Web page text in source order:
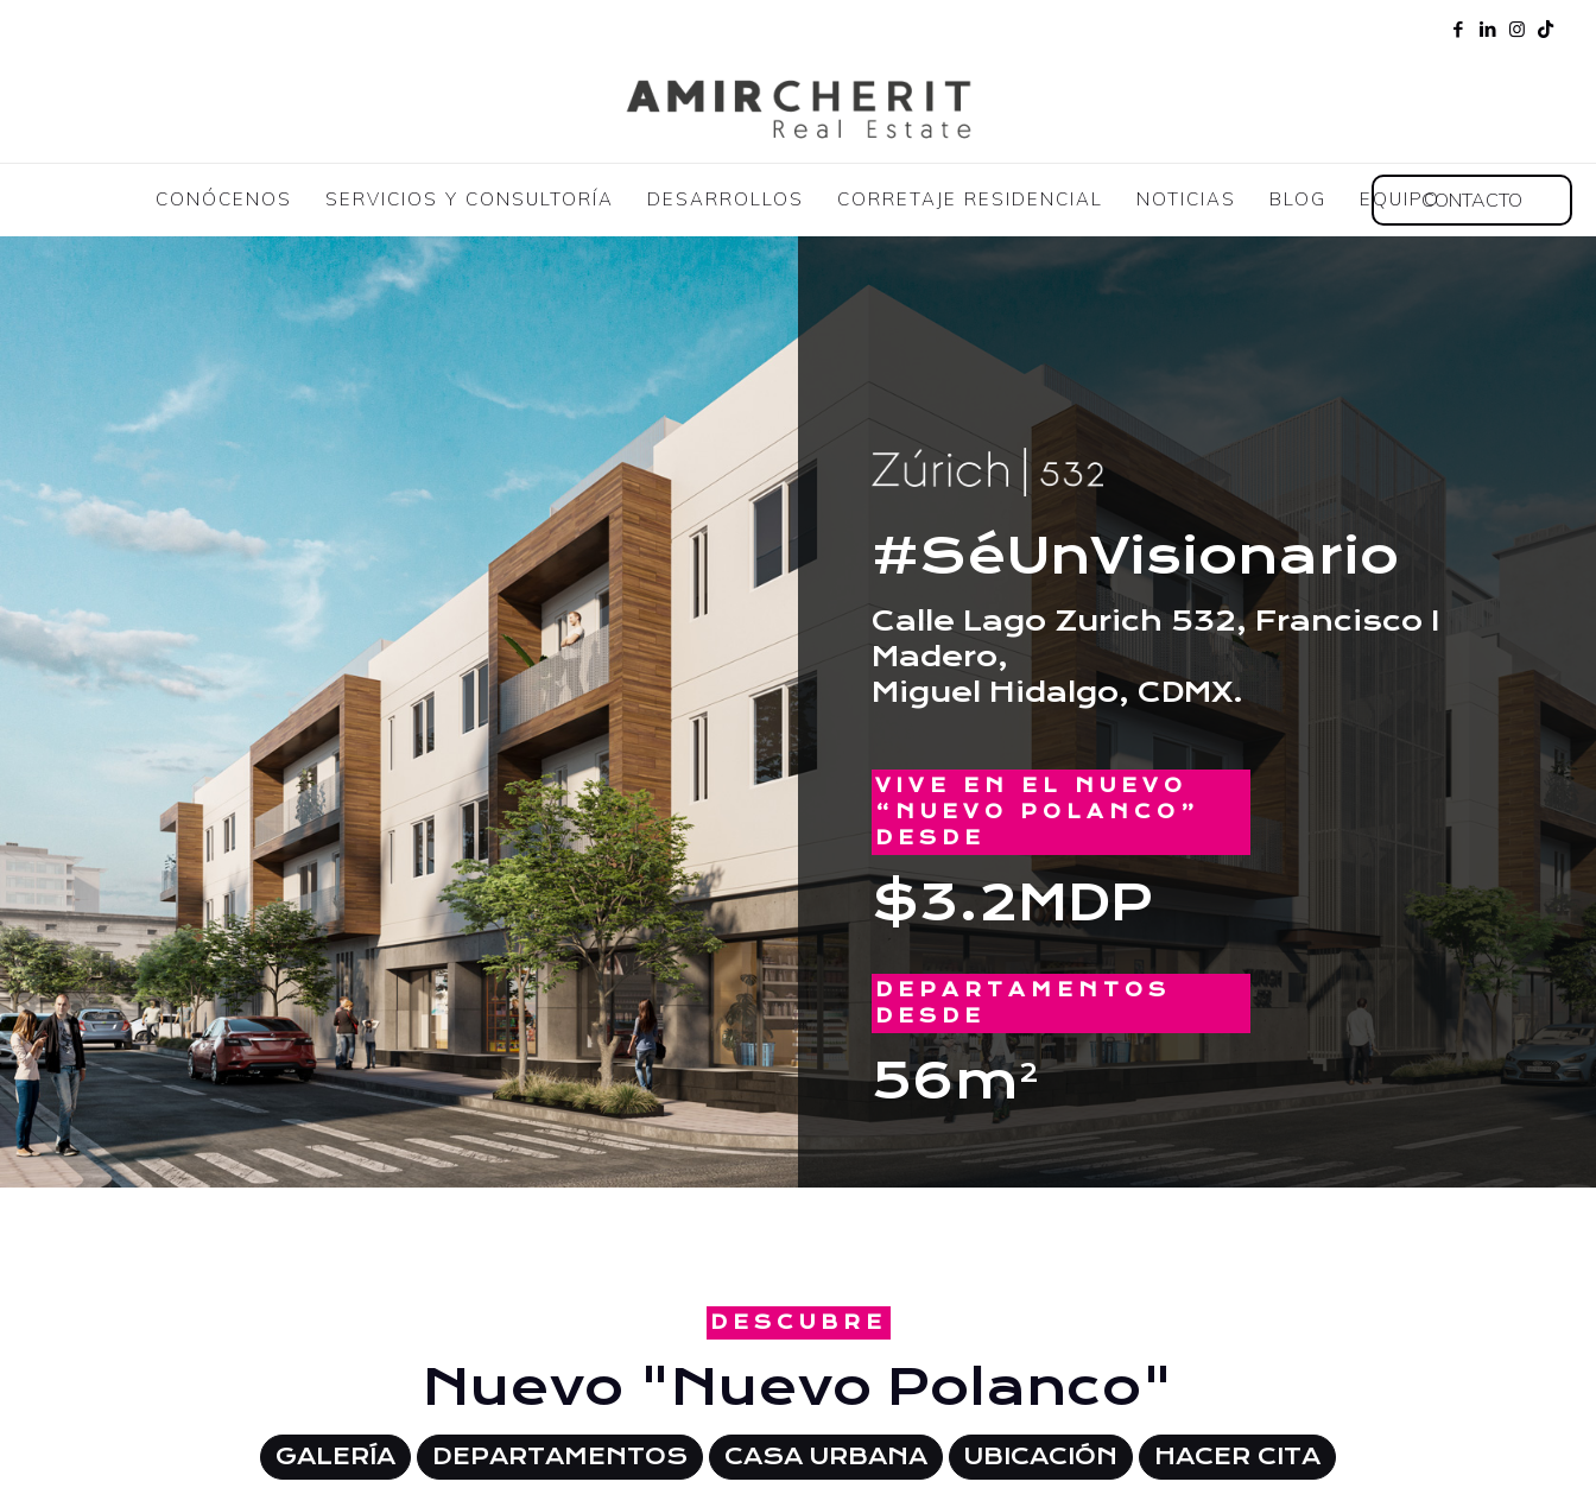
CONÓCENOS SERVICIOS Y CONSULTORÍA DESARROLLOS CORRETAJE RESIDENCIAL NOTICIAS BLOG EQUIPOCONTACTO
#SéUnVisionario
Calle Lago Zurich 532, Francisco I
Madero,
Miguel Hidalgo, CDMX.
VIVE EN EL NUEVO
“NUEVO POLANCO”
DESDE
$3.2MDP
DEPARTAMENTOS
DESDE
56m2
DESCUBRE
Nuevo "Nuevo Polanco"
GALERÍA DEPARTAMENTOS CASA URBANA UBICACIÓN HACER CITA